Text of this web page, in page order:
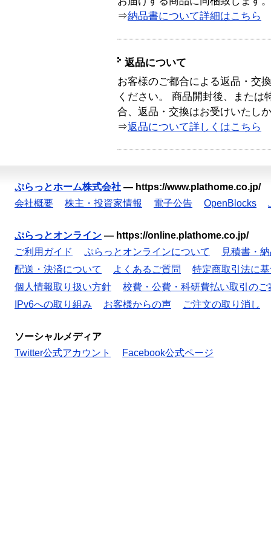
⇒納品書について詳細はこちら
返品について
お客様のご都合による返品・交
ください。 商品開封後、または
合、返品・交換はお受けいたし
⇒返品について詳しくはこちら
ぷらっとホーム株式会社 — https://www.plathome.co.jp/
会社概要
株主・投資家情報 電子公告 OpenBlocks
ぷらっとオンライン — https://online.plathome.co.jp/
ご利用ガイド
ぷらっとオンラインについて
見積書・
配送・決済について
よくあるご質問
特定商取引法に
個人情報取り扱い方針
校費・公費・科研費払い取引のご
IPv6への取り組み
お客様からの声 ご注文の取り消し
ソーシャルメディア
Twitter公式アカウント
Facebook公式ページ